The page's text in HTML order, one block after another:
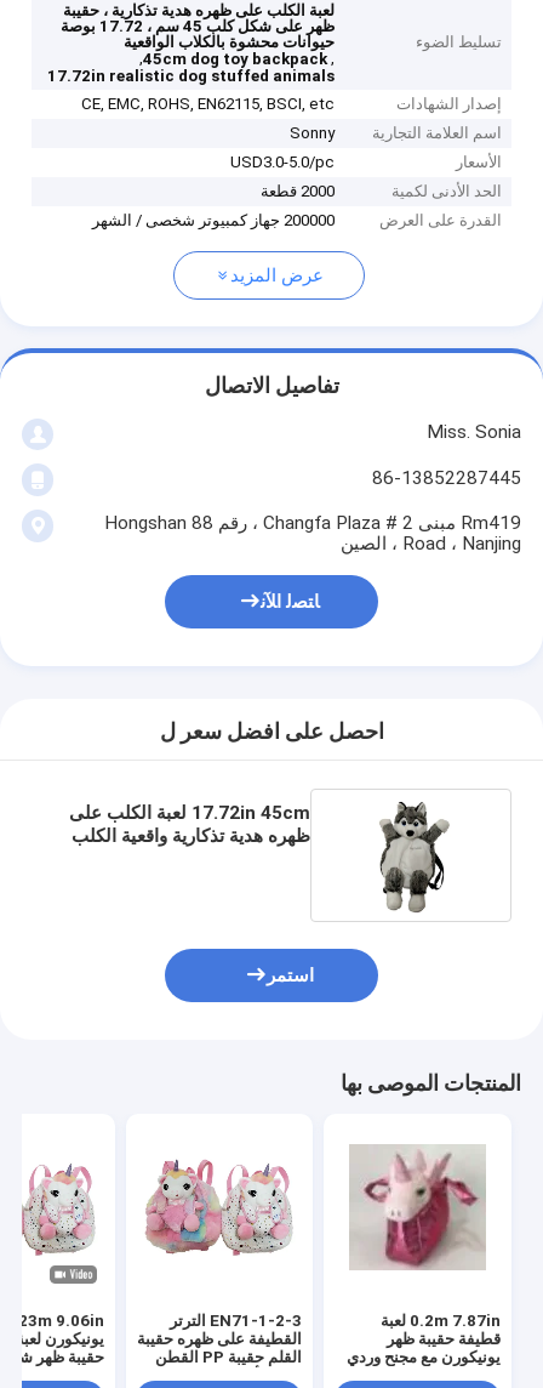
تسليط الضوء
لعبة الكلب على ظهره هدية تذكارية ، حقيبة
ظهر على شكل كلب 45 سم ، 17.72 بوصة
حيوانات محشوة بالكلاب الواقعية
,
45cm dog toy backpack
,
17.72in realistic dog stuffed animals
إصدار الشهادات
CE, EMC, ROHS, EN62115, BSCI, etc
اسم العلامة التجارية
Sonny
الأسعار
USD3.0-5.0/pc
الحد الأدنى لكمية
2000 قطعة
القدرة على العرض
200000 جهاز كمبيوتر شخصى / الشهر
عرض المزيد
تفاصيل الاتصال
Miss. Sonia
86-13852287445
Rm419 مبنى 2 # Changfa Plaza ، رقم 88 Hongshan
Road ، Nanjing ، الصين
ﺎﺘﺼﻟ ﺍﻶﻧ
احصل على افضل سعر ل
17.72in 45cm لعبة الكلب على
ظهره هدية تذكارية واقعية الكلب
استمر
المنتجات الموصى بها
0.2m 7.87in لعبة
قطيفة حقيبة ظهر
يونيكورن مع مجنح وردي
EN71-1-2-3 الترتر
القطيفة على ظهره حقيبة
القلم حقيبة PP القطن
يونيكورن لعبة
حقيبة ظهر